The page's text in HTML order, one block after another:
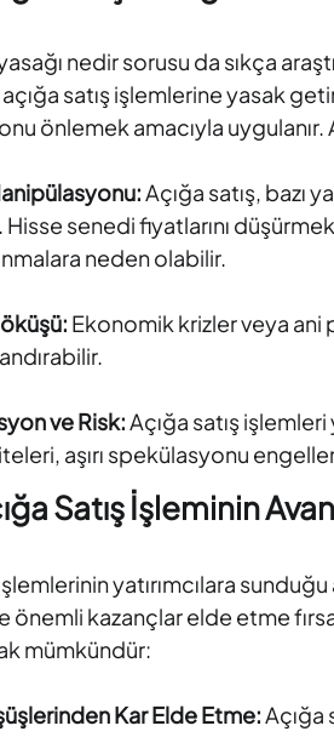
nedir sorusu da sıkça
satış işlemlerine yasak
önlemek amacıyla uygulanır.
Açığa satış, bazı
Hisse senedi fiyatlarını
neden olabilir.
Ekonomik krizler veya ani
ve Risk:Açığa satış
aşırı spekülasyonu
Satış İşleminin
yatırımcılara
kazançlar elde etme
mümkündür:
Kar Elde Etme:Açığa